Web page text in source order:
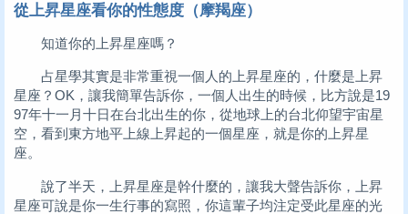
從上昇星座看你的性態度（摩羯座）
知道你的上昇星座嗎？
占星學其實是非常重視一個人的上昇星座的，什麼是上昇
星座？OK，讓我簡單告訴你，一個人出生的時候，比方說是19
97年十一月十日在台北出生的你，從地球上的台北仰望宇宙星
空，看到東方地平上線上昇起的一個星座，就是你的上昇星
座。
說了半天，上昇星座是幹什麼的，讓我大聲告訴你，上昇
星座可說是你一生行事的寫照，你這輩子均注定受此星座的光